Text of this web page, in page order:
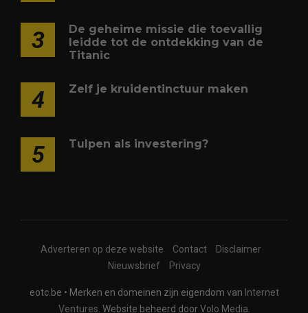
3
De geheime missie die toevallig
leidde tot de ontdekking van de
Titanic
4 Zelf je kruidentinctuur maken
5 Tulpen als investering?
Adverteren op deze website Contact
Disclaimer
Nieuwsbrief
Privacy
eotc.be • Merken en domeinen zijn eigendom van Internet
Ventures. Website beheerd doorVolo Media.